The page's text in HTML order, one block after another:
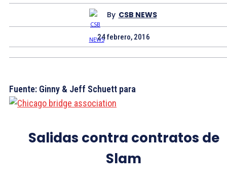
By CSB NEWS
24 febrero, 2016
Fuente: Ginny & Jeff Schuett para
Salidas contra contratos de
Slam